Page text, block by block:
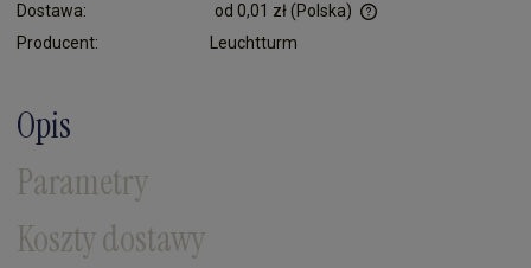
Dostawa:
od 0,01 zł(Polska)
Producent: Leuchtturm
Opis
Parametry
Koszty dostawy